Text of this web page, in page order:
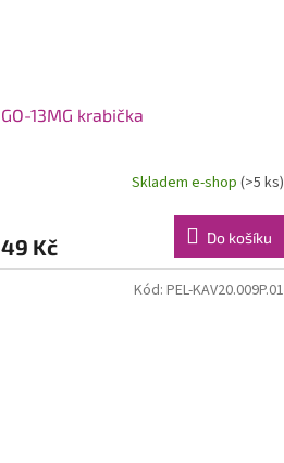
GO-13MG krabička
Skladem e-shop (>5 ks)
49 Kč Do košíku
Kód: PEL-KAV20.009P.01